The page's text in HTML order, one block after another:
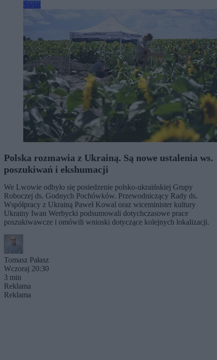
Polska rozmawia z Ukrainą. Są nowe ustalenia ws.
poszukiwań i ekshumacji
We Lwowie odbyło się posiedzenie polsko-ukraińskiej Grupy
Roboczej ds. Godnych Pochówków. Przewodniczący Rady ds.
Współpracy z Ukrainą Paweł Kowal oraz wiceminister kultury
Ukrainy Iwan Werbycki podsumowali dotychczasowe prace
poszukiwawcze i omówili wnioski dotyczące kolejnych lokalizacji.
Tomasz Pałasz
Wczoraj 20:30
3 min
Reklama
Reklama